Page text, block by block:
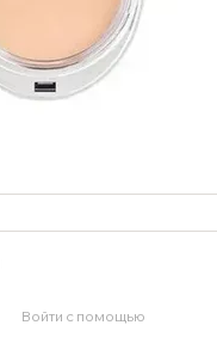
Войти с помощью